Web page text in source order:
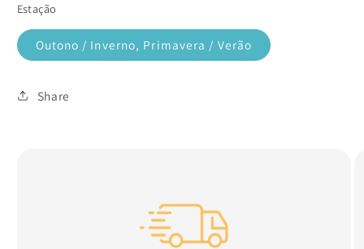
Estação
Outono / Inverno, Primavera / Verão
Share